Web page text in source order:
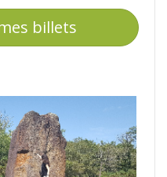
billets